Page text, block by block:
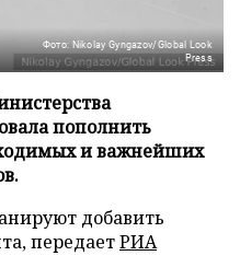
Фото: Nikolay Gyngazov/Global Look
Press
пополнить
и важнейших
добавить
передаетРИА